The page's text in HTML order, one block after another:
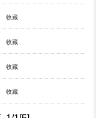
收藏
收藏
收藏
收藏